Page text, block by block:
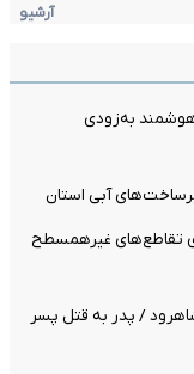
آرشیو
هوشمند به‌زودی
تقاطع‌های غیرهمسطح
/ پدر به قتل پسر